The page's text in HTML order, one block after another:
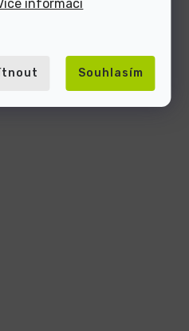
informací
Souhlasím